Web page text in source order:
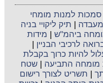
למנות מומחי
מעבדה
תיק ליקויי בניה
ביהמ"ש
מידות
לרכיבי הבניין
להיות כרוך בקבלת
התביעה |שטח
תשריט לצורך רישום